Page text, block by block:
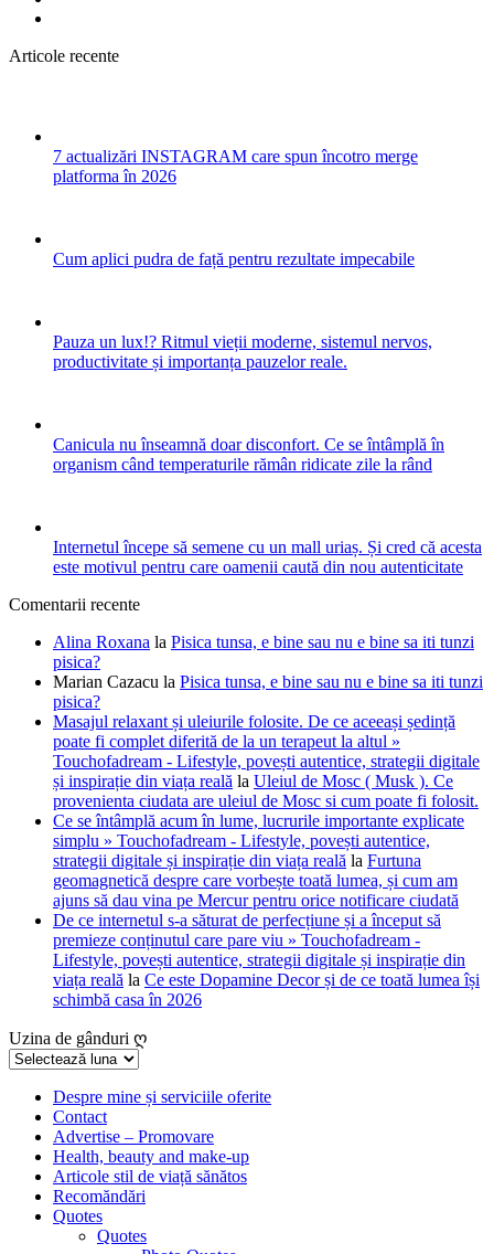
Articole recente
7 actualizări INSTAGRAM care spun încotro merge
platforma în 2026
Cum aplici pudra de față pentru rezultate impecabile
Pauza un lux!? Ritmul vieții moderne, sistemul nervos,
productivitate și importanța pauzelor reale.
Canicula nu înseamnă doar disconfort. Ce se întâmplă în
organism când temperaturile rămân ridicate zile la rând
Internetul începe să semene cu un mall uriaș. Și cred că acesta
este motivul pentru care oamenii caută din nou autenticitate
Comentarii recente
Alina Roxana la Pisica tunsa, e bine sau nu e bine sa iti tunzi
pisica?
Marian Cazacu la Pisica tunsa, e bine sau nu e bine sa iti tunzi
pisica?
Masajul relaxant și uleiurile folosite. De ce aceeași ședință
poate fi complet diferită de la un terapeut la altul »
Touchofadream - Lifestyle, povești autentice, strategii digitale
și inspirație din viața reală la Uleiul de Mosc ( Musk ). Ce
provenienta ciudata are uleiul de Mosc si cum poate fi folosit.
Ce se întâmplă acum în lume, lucrurile importante explicate
simplu » Touchofadream - Lifestyle, povești autentice,
strategii digitale și inspirație din viața reală la Furtuna
geomagnetică despre care vorbește toată lumea, și cum am
ajuns să dau vina pe Mercur pentru orice notificare ciudată
De ce internetul s-a săturat de perfecțiune și a început să
premieze conținutul care pare viu » Touchofadream -
Lifestyle, povești autentice, strategii digitale și inspirație din
viața reală la Ce este Dopamine Decor și de ce toată lumea își
schimbă casa în 2026
Uzina de gânduri ღ
Uzina
gânduriDespre mine și serviciile oferite
Contact
Advertise – Promovare
Health, beauty and make-up
Articole stil de viață sănătos
Recomăndări
Quotes
Quotes